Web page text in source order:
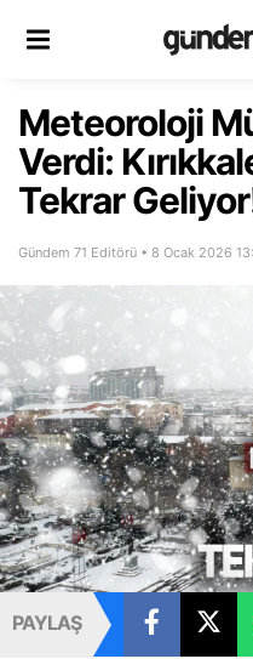
Meteoroloji
Verdi:
Tekrar
Gündem 71 Editörü • 8 Ocak 2026
PAYLAŞ